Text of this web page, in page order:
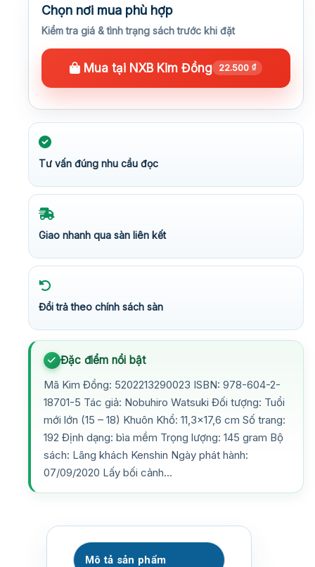
Chọn nơi mua phù hợp
Kiểm tra giá & tình trạng sách trước khi đặt
Mua tại NXB Kim Đồng 22.500 ₫
Tư vấn đúng nhu cầu đọc
Giao nhanh qua sàn liên kết
Đổi trả theo chính sách sàn
Đặc điểm nổi bật
Mã Kim Đồng: 5202213290023 ISBN: 978-604-2-
18701-5 Tác giả: Nobuhiro Watsuki Đối tượng: Tuổi
mới lớn (15 – 18) Khuôn Khổ: 11,3×17,6 cm Số trang:
192 Định dạng: bìa mềm Trọng lượng: 145 gram Bộ
sách: Lãng khách Kenshin Ngày phát hành:
07/09/2020 Lấy bối cảnh…
Mô tả sản phẩm